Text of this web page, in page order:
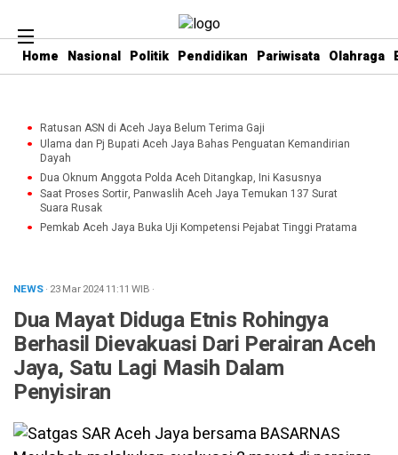
Home Nasional Politik Pendidikan Pariwisata Olahraga
Ratusan ASN di Aceh Jaya Belum Terima Gaji
Ulama dan Pj Bupati Aceh Jaya Bahas Penguatan Kemandirian
Dayah
Dua Oknum Anggota Polda Aceh Ditangkap, Ini Kasusnya
Saat Proses Sortir, Panwaslih Aceh Jaya Temukan 137 Surat
Suara Rusak
Pemkab Aceh Jaya Buka Uji Kompetensi Pejabat Tinggi Pratama
NEWS· 23 Mar 202411:11 WIB ·
Dua Mayat Diduga Etnis Rohingya
Berhasil Dievakuasi Dari Perairan Aceh
Jaya, Satu Lagi Masih Dalam
Penyisiran